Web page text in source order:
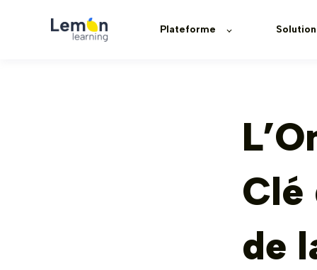
Plateforme
Clé
de